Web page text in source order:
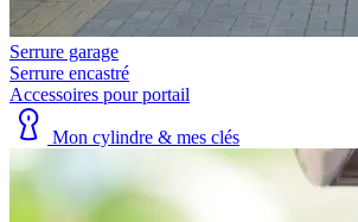
Serrure garage
Serrure encastré
Accessoires pour portail
Mon cylindre & mes clés